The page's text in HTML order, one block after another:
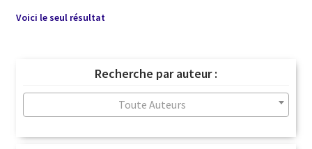
Voici le seul résultat
Recherche par auteur :
Toute Auteurs